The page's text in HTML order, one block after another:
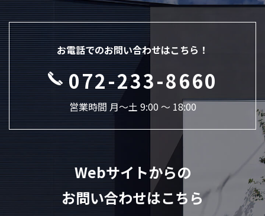
お電話でのお問い合わせはこちら！
072-233-8660
営業時間 月〜土 9:00 ～ 18:00
Webサイトからの
お問い合わせはこちら